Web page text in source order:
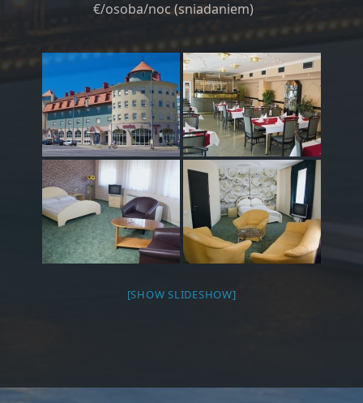
€/osoba/noc (sniadaniem)
[SHOW SLIDESHOW]